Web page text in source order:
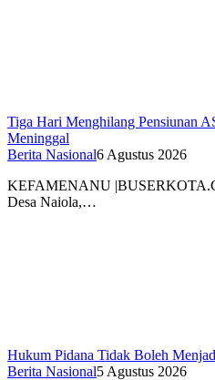
Tiga Hari Menghilang Pensiunan
Meninggal
Berita Nasional6 Agustus 2026
KEFAMENANU
Desa Naiola,…
Hukum Pidana Tidak Boleh
Berita Nasional5 Agustus 2026